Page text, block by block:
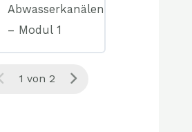
Abwasserkanälen
– Modul 1
0%
0/01 von 2